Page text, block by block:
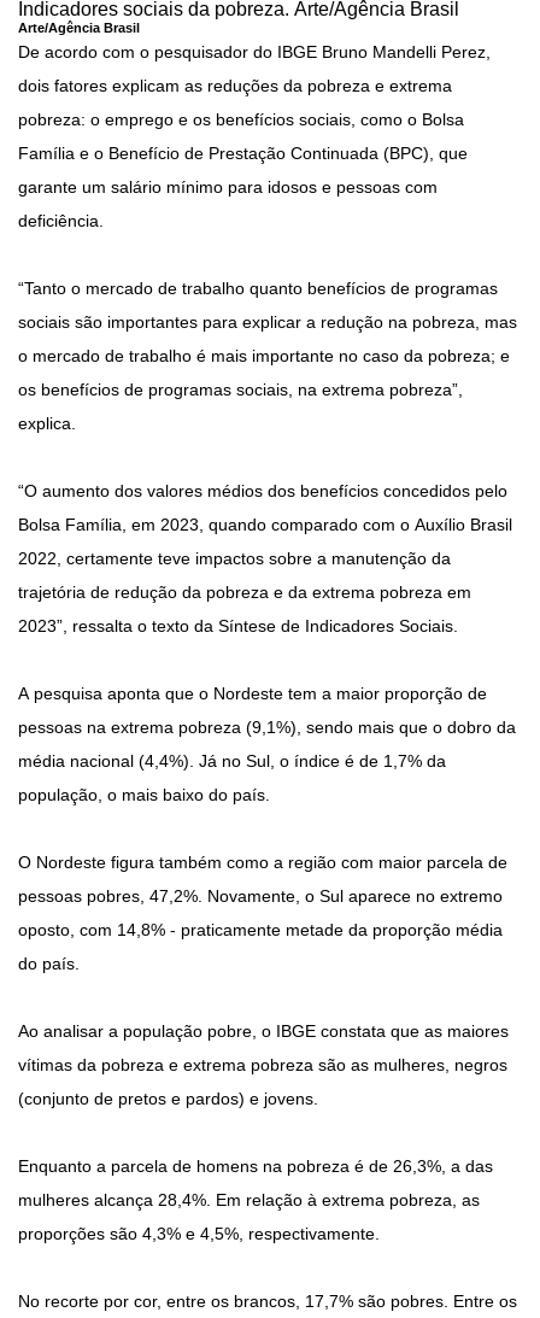
Arte/Agência Brasil
De acordo com o pesquisador do IBGE Bruno Mandelli Perez,
dois fatores explicam as reduções da pobreza e extrema
pobreza: o emprego e os benefícios sociais, como o Bolsa
Família e o Benefício de Prestação Continuada (BPC), que
garante um salário mínimo para idosos e pessoas com
deficiência.
“Tanto o mercado de trabalho quanto benefícios de programas
sociais são importantes para explicar a redução na pobreza, mas
o mercado de trabalho é mais importante no caso da pobreza; e
os benefícios de programas sociais, na extrema pobreza”,
explica.
“O aumento dos valores médios dos benefícios concedidos pelo
Bolsa Família, em 2023, quando comparado com o Auxílio Brasil
2022, certamente teve impactos sobre a manutenção da
trajetória de redução da pobreza e da extrema pobreza em
2023”, ressalta o texto da Síntese de Indicadores Sociais.
A pesquisa aponta que o Nordeste tem a maior proporção de
pessoas na extrema pobreza (9,1%), sendo mais que o dobro da
média nacional (4,4%). Já no Sul, o índice é de 1,7% da
população, o mais baixo do país.
O Nordeste figura também como a região com maior parcela de
pessoas pobres, 47,2%. Novamente, o Sul aparece no extremo
oposto, com 14,8% - praticamente metade da proporção média
do país.
Ao analisar a população pobre, o IBGE constata que as maiores
vítimas da pobreza e extrema pobreza são as mulheres, negros
(conjunto de pretos e pardos) e jovens.
Enquanto a parcela de homens na pobreza é de 26,3%, a das
mulheres alcança 28,4%. Em relação à extrema pobreza, as
proporções são 4,3% e 4,5%, respectivamente.
No recorte por cor, entre os brancos, 17,7% são pobres. Entre os